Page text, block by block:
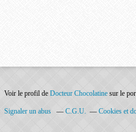
Voir le profil de Docteur Chocolatine sur le
Signaler un abus C.G.U. Cookies et